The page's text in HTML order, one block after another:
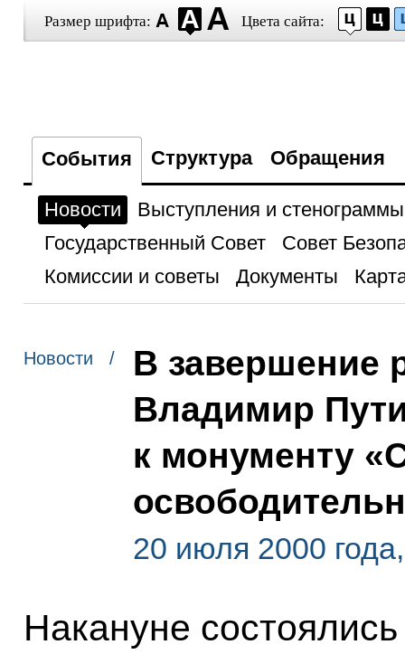
Размер шрифта: Цвета сайта:
События Структура Обращения
Новости
Выступления и стенограммы
Государственный Совет
Совет
Комиссии и советы
Документы
Новости /
В завершение
Владимир
к монументу
20 июля 2000
Накануне